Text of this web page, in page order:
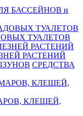
БАССЕЙНОВ и
ТУАЛЕТОВ
РАСТЕНИЙ
СРЕДСТВА
КЛЕЩЕЙ,